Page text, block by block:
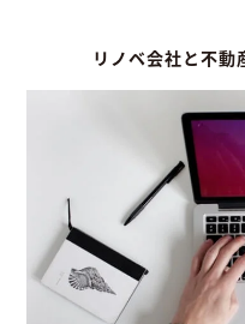
リノベ会社と不